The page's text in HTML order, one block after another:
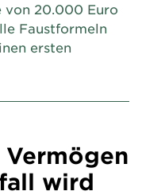
von 20.000 Euro
Faustformeln
ersten
wird